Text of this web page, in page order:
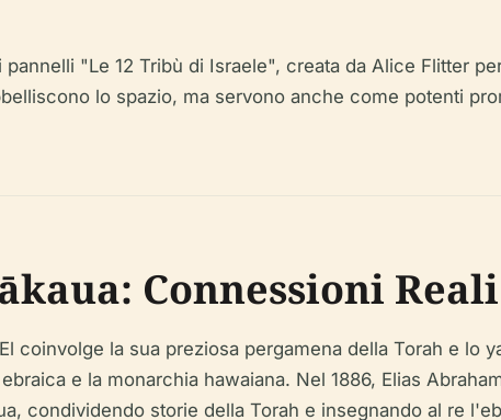
"Le 12 Tribù di Israele", creata da Alice Flitter
lo spazio, ma servono anche come potenti
Connessioni Reali
coinvolge la sua preziosa pergamena della Torah e lo
e la monarchia hawaiana. Nel 1886, Elias
condividendo storie della Torah e insegnando al re